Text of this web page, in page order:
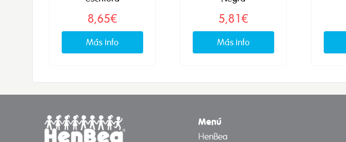
8,65€
Más info
5,81€
Más info
Menú
HenBea